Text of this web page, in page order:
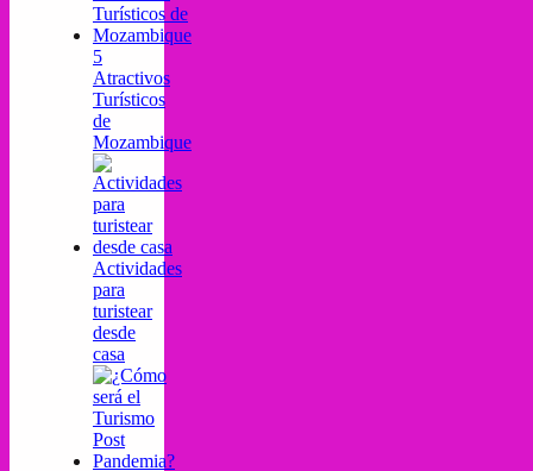
5
Atractivos
Turísticos
de
Mozambique
Actividades
para
turistear
desde
casa